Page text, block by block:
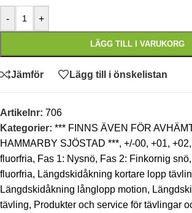
- +
LÄGG TILL I VARUKORG
Jämför Lägg till i önskelistan
Artikelnr: 706
Kategorier: *** FINNS ÄVEN FÖR
HAMMARBY SJÖSTAD ***, +/-00, +01, +02,
fluorfria, Fas 1: Nysnö, Fas 2: Finkornig snö,
fluorfria, Längdskidåkning kortare lopp
Längdskidåkning långlopp motion,
tävling, Produkter och service för tävlingar